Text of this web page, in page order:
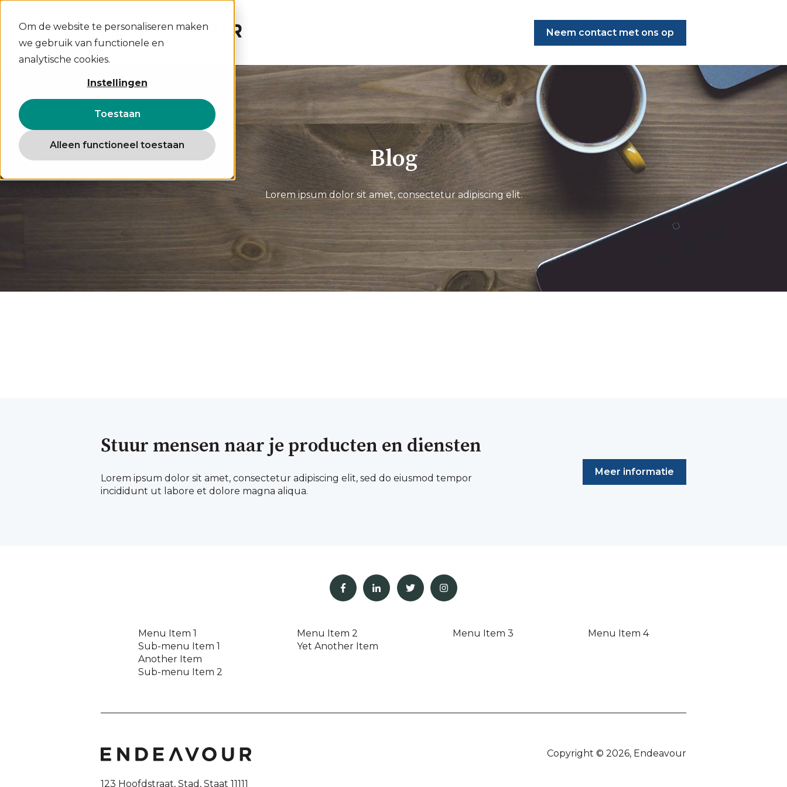
Om de website te personaliseren maken
we gebruik van functionele en
analytische cookies.
Instellingen
Toestaan
Alleen functioneel toestaan
Neem contact met ons op
Blog
Lorem ipsum dolor sit amet, consectetur adipiscing elit.
Stuur mensen naar je producten en diensten
Lorem ipsum dolor sit amet, consectetur adipiscing elit, sed do eiusmod tempor
incididunt ut labore et dolore magna aliqua.
Meer informatie
Menu Item 1
Sub-menu Item 1
Another Item
Sub-menu Item 2
Menu Item 2
Yet Another Item
Menu Item 3 Menu Item 4
123 Hoofdstraat, Stad, Staat 11111
Copyright © 2026, Endeavour